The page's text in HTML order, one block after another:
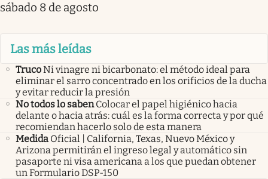
sábado 8 de agosto
Las más leídas
TrucoNi vinagre ni bicarbonato: el método ideal para
eliminar el sarro concentrado en los orificios de la ducha
y evitar reducir la presión
No todos lo saben Colocar el papel higiénico hacia
delante o hacia atrás: cuál es la forma correcta y por qué
recomiendan hacerlo solo de esta manera
Medida Oficial | California, Texas, Nuevo México y
Arizona permitirán el ingreso legal y automático sin
pasaporte ni visa americana a los que puedan obtener
un Formulario DSP-150